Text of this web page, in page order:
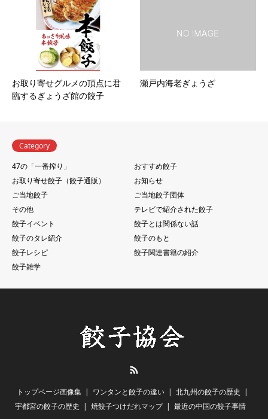
お取り寄せグルメの頂点に君
臨するぎょうざ館の餃子
瀬戸内海老ぎょうざ
Category
47の「一番搾り」
おすすめ餃子
お取り寄せ餃子（餃子通販）
お知らせ
ご当地餃子
ご当地餃子団体
その他
テレビで紹介された餃子
餃子イベント
餃子とは関係ない話
餃子のタレ紹介
餃子のもと
餃子レシピ
餃子関連書籍の紹介
餃子雑学
トップページ画像集 ワンタンと餃子の違い
北九州の餃子の歴史
宇都宮の餃子の歴史
焼餃子つけだれマップ 最近の中国の餃子事情